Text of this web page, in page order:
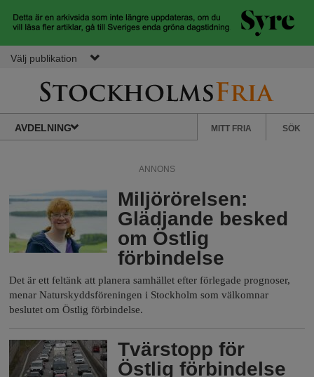
Hoppa till huvudinnehåll
Välj publikation
S
o
c
k
h
o
nyheter
AVDELNING
n
d
ä
r
m
e
MITT FRIA SÖK
ANNONS
Miljörörelsen:
Glädjande besked
om Östlig
förbindelse
Det är ett feltänk att planera samhället efter förlegade prognoser,
menar Naturskyddsföreningen i Stockholm som välkomnar
beslutet om Östlig förbindelse.
Tvärstopp för
Östlig förbindelse